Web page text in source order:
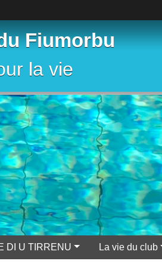
Fiumorbu
la vie
DI U TIRRENU La vie du club